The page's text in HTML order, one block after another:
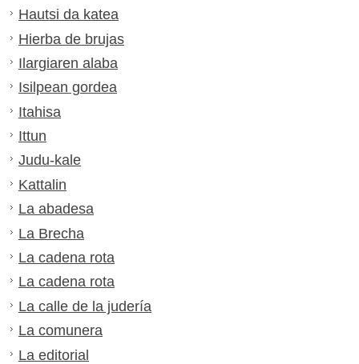
Hautsi da katea
Hierba de brujas
Ilargiaren alaba
Isilpean gordea
Itahisa
Ittun
Judu-kale
Kattalin
La abadesa
La Brecha
La cadena rota
La cadena rota
La calle de la judería
La comunera
La editorial